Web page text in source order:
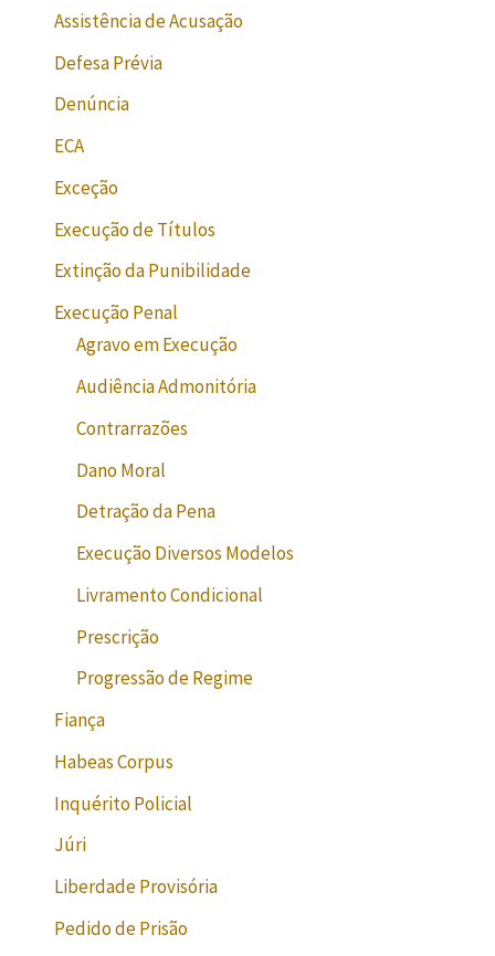
Assistência de Acusação
Defesa Prévia
Denúncia
ECA
Exceção
Execução de Títulos
Extinção da Punibilidade
Execução Penal
Agravo em Execução
Audiência Admonitória
Contrarrazões
Dano Moral
Detração da Pena
Execução Diversos Modelos
Livramento Condicional
Prescrição
Progressão de Regime
Fiança
Habeas Corpus
Inquérito Policial
Júri
Liberdade Provisória
Pedido de Prisão